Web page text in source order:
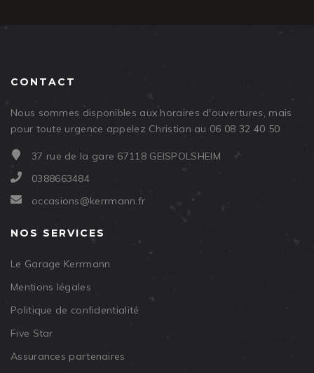
CONTACT
Nous sommes disponibles aux horaires d'ouvertures, mais
pour toute urgence appelez Christian au 06 08 32 40 50
37 rue de la gare 67118 GEISPOLSHEIM
0388663484
occasions@kerrmann.fr
NOS SERVICES
Le Garage Kerrmann
Mentions légales
Politique de confidentialité
Five Star
Assurances partenaires